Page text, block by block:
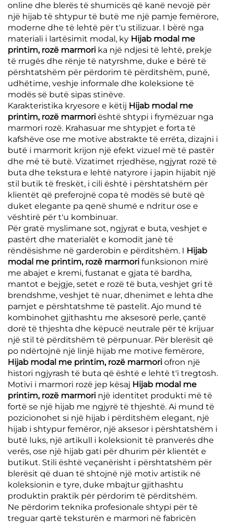
online dhe blerës të shumicës që kanë nevojë për
një hijab të shtypur të butë me një pamje femërore,
moderne dhe të lehtë për t'u stilizuar. I bërë nga
materiali i lartësimit modal, ky Hijab modal me
printim, rozë marmori ka një ndjesi të lehtë, prekje
të rrugës dhe rënje të natyrshme, duke e bërë të
përshtatshëm për përdorim të përditshëm, punë,
udhëtime, veshje informale dhe koleksione të
modës së butë sipas stinëve.
Karakteristika kryesore e këtij Hijab modal me
printim, rozë marmori është shtypi i frymëzuar nga
marmori rozë. Krahasuar me shtypjet e forta të
kafshëve ose me motive abstrakte të errëta, dizajni i
butë i marmorit krijon një efekt vizuel më të pastër
dhe më të butë. Vizatimet rrjedhëse, ngjyrat rozë të
buta dhe tekstura e lehtë natyrore i japin hijabit një
stil butik të freskët, i cili është i përshtatshëm për
klientët që preferojnë copa të modës së butë që
duket elegante pa qenë shumë e ndritur ose e
vështirë për t'u kombinuar.
Për gratë myslimane sot, ngjyrat e buta, veshjet e
pastërt dhe materialët e komodit janë të
rëndësishme në garderobin e përditshëm. I Hijab
modal me printim, rozë marmori funksionon mirë
me abajet e kremi, fustanat e gjata të bardha,
mantot e bejgje, setet e rozë të buta, veshjet gri të
brendshme, veshjet të nuar, dhenimet e lehta dhe
pamjet e përshtatshme të pastelit. Ajo mund të
kombinohet gjithashtu me aksesorë perle, çantë
dorë të thjeshta dhe këpucë neutrale për të krijuar
një stil të përditshëm të përpunuar. Për blerësit që
po ndërtojnë një linjë hijab me motive femërore,
Hijab modal me printim, rozë marmori ofron një
histori ngjyrash të buta që është e lehtë t'i tregtosh.
Motivi i marmori rozë jep kësaj Hijab modal me
printim, rozë marmori një identitet produkti më të
fortë se një hijab me ngjyrë të thjeshtë. Ai mund të
pozicionohet si një hijab i përditshëm elegant, një
hijab i shtypur femëror, një aksesor i përshtatshëm i
butë luks, një artikull i koleksionit të pranverës dhe
verës, ose një hijab gati për dhurim për klientët e
butikut. Stili është veçanërisht i përshtatshëm për
blerësit që duan të shtojnë një motiv artistik në
koleksionin e tyre, duke mbajtur gjithashtu
produktin praktik për përdorim të përditshëm.
Ne përdorim teknika profesionale shtypi për të
treguar qartë teksturën e marmori në fabricën